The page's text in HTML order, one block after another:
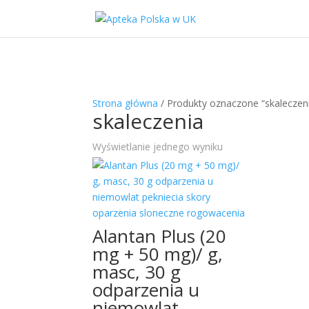
Strona główna / Produkty oznaczone
skaleczenia
Wyświetlanie jednego wyniku
Alantan Plus (20
mg + 50 mg)/ g,
masc, 30 g
odparzenia u